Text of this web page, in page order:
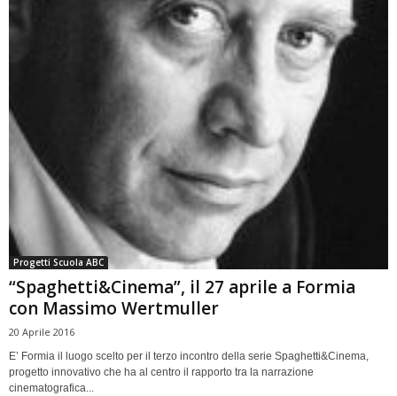
Progetti Scuola ABC
“Spaghetti&Cinema”, il 27 aprile a Formia
con Massimo Wertmuller
20 Aprile 2016
E’ Formia il luogo scelto per il terzo incontro della serie Spaghetti&Cinema,
progetto innovativo che ha al centro il rapporto tra la narrazione
cinematografica...